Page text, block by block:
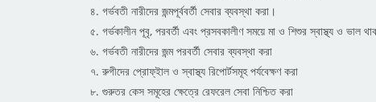
৪. গর্ভবতী নারীদের জন্মপূর্ববর্তী সেবার ব্যবস্থা করা।
৫. গর্ভকালীন পূবৃ, পরবর্তী এবং প্রসবকালীণ সময়ে মা ও শিশুর স্বাস্থ্য ও ভাল
৬. গর্ভবতী নারীদের জন্ম পরবর্তী সেবার ব্যবস্থা করা
৭. রুগীদের প্রোফ্ইাল ও স্বাস্থ্য রিপোর্টসমূহ পর্যবেক্ষণ করা
৮. গুরুতর কেস সমূহের ক্ষেত্রে রেফরেল সেবা নিশ্চিত করা